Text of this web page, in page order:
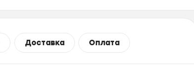
Доставка Оплата